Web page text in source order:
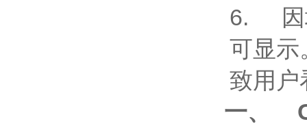
6.
可显示
致用户
一、